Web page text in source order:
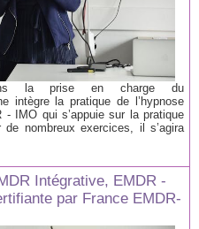
la prise en charge du
intègre la pratique de l’hypnose
- IMO qui s’appuie sur la pratique
nombreux exercices, il s’agira
Intégrative, EMDR -
par France EMDR-